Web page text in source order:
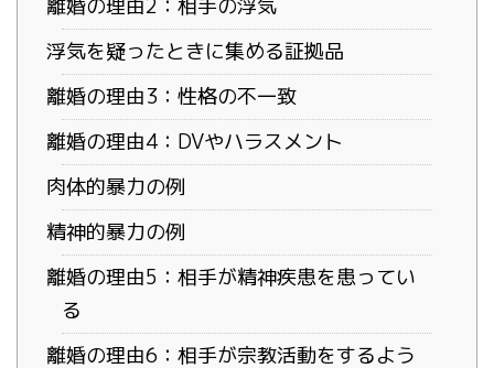
離婚の理由2：相手の浮気
浮気を疑ったときに集める証拠品
離婚の理由3：性格の不一致
離婚の理由4：DVやハラスメント
肉体的暴力の例
精神的暴力の例
離婚の理由5：相手が精神疾患を患ってい
る
離婚の理由6：相手が宗教活動をするよう